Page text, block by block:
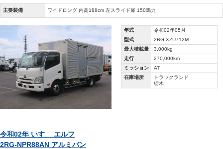
主要装備 ワイドロング 内高188cm 左スライド扉 150馬力
年式
令和02年05月
型式
2RG-XZU712M
最大積載量
3,000kg
走行
270,000km
ミッション
AT
在庫場所
トラックランド
栃木
令和02年 いすゞ エルフ
2RG-NPR88AN アルミバン